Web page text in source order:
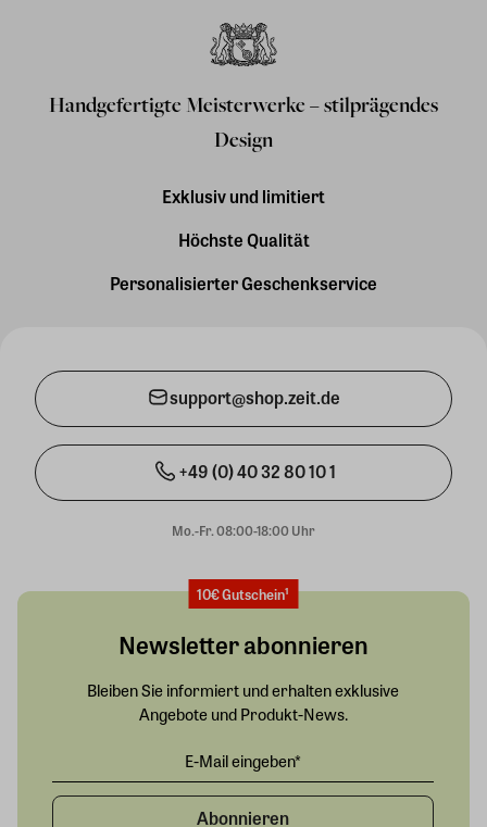
Handgefertigte Meisterwerke – stilprägendes
Design
Exklusiv und limitiert
Höchste Qualität
Personalisierter Geschenkservice
support@shop.zeit.de
+49 (0) 40 32 80 10 1
Mo.-Fr. 08:00-18:00 Uhr
10€ Gutschein¹
Newsletter abonnieren
Bleiben Sie informiert und erhalten exklusive
Angebote und Produkt-News.
Abonnieren